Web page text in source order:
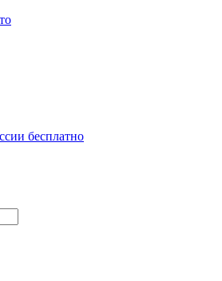
бесплатно